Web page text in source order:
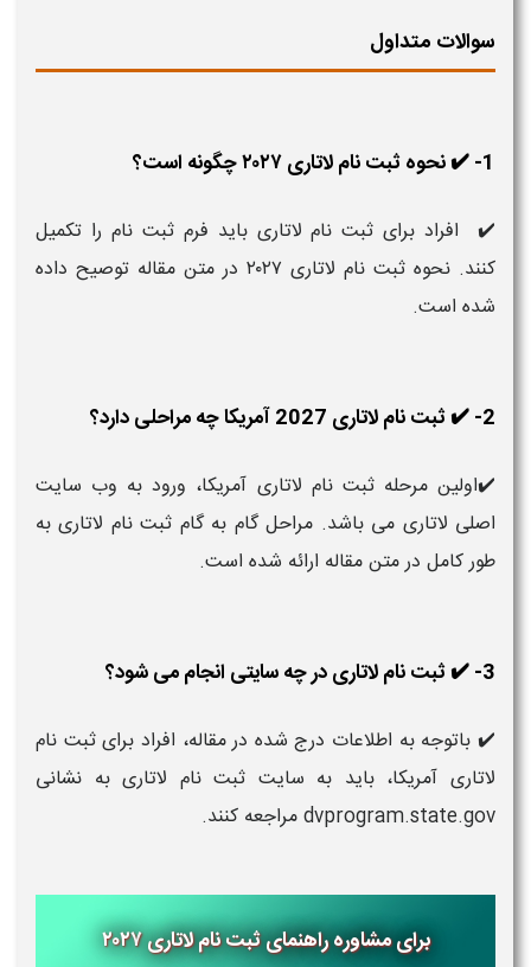
سوالات متداول
1- ✔️ نحوه ثبت نام لاتاری ۲۰۲۷ چگونه است؟
✔️ افراد برای ثبت نام لاتاری باید فرم ثبت نام را تکمیل
کنند. نحوه ثبت نام لاتاری ۲۰۲۷ در متن مقاله توصیح داده
شده است.
2- ✔️ ثبت نام لاتاری 2027 آمریکا چه مراحلی دارد؟
✔️اولین مرحله ثبت نام لاتاری آمریکا، ورود به وب سایت
اصلی لاتاری می باشد. مراحل گام به گام ثبت نام لاتاری به
طور کامل در متن مقاله ارائه شده است.
3- ✔️ ثبت نام لاتاری در چه سایتی انجام می شود؟
✔️ باتوجه به اطلاعات درج شده در مقاله، افراد برای ثبت نام
لاتاری آمریکا، باید به سایت ثبت نام لاتاری به نشانی
dvprogram.state.gov مراجعه کنند.
برای مشاوره راهنمای ثبت نام لاتاری ۲۰۲۷